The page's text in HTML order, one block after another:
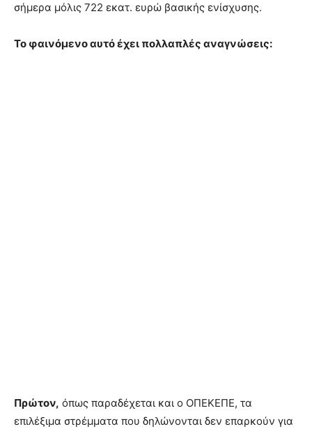
σήµερα µόλις 722 εκατ. ευρώ βασικής ενίσχυσης.
Το φαινόµενο αυτό έχει πολλαπλές αναγνώσεις:
Πρώτον, όπως παραδέχεται και ο ΟΠΕΚΕΠΕ, τα
επιλέξιµα στρέµµατα που δηλώνονται δεν επαρκούν για